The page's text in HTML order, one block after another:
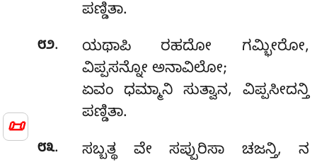
📜
ಪಣ್ಡಿತಾ.
೮೨.
ಯಥಾಪಿ ರಹದೋ ಗಮ್ಭೀರೋ,
ವಿಪ್ಪಸನ್ನೋ ಅನಾವಿಲೋ;
ಏವಂ ಧಮ್ಮಾನಿ ಸುತ್ವಾನ, ವಿಪ್ಪಸೀದನ್ತಿ
ಪಣ್ಡಿತಾ.
೮೩.
ಸಬ್ಬತ್ಥ ವೇ ಸಪ್ಪುರಿಸಾ ಚಜನ್ತಿ, ನ